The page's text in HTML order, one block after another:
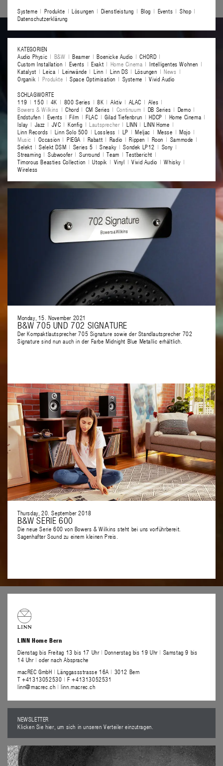
Systeme Produkte Lösungen Dienstleistung Blog Events
Shop
Datenschutzerklärung
KATEGORIEN
Audio Physic
B&W Beamer Boenicke Audio
CHORD
Custom Installation
Events Exakt Home Cinema
Intelligentes Wohnen
Katalyst
Leica Leinwände Linn Linn DS Lösungen
News
Organik
Produkte Space Optimisation Systeme
Vivid Audio
SCHLAGWORTE
119
150 4K 800 Series 8K Aktiv ALAC
Ales
Bowers & Wilkins
Chord CM Series Continuum DB Series
Demo
Endstufen
Events Film FLAC Gilad Tiefenbrun HDCP
Home Cinema
Islay
Jazz JVC Konfig Lautsprecher LINN
LINN Home
Linn Records
Linn Solo 500 Lossless LP Meljac Messe
Mojo
Music
Occasion PIEGA Rabatt Radio Rippen Roon
Sammode
Selekt
Selekt DSM Series 5 Sneaky Sondek LP12
Sony
Streaming
Subwoofer Surround Team
Testbericht
Timorous Beasties Collection
Utopik Vinyl Vivid Audio
Whisky
Wireless
Monday, 15. November 2021
B&W 705 UND 702 SIGNATURE
Der Kompaktlautsprecher 705 Signature sowie der Standlautsprecher 702
Signature sind nun auch in der Farbe Midnight Blue Metallic erhältlich.
Thursday, 20. September 2018
B&W SERIE 600
Die neue Serie 600 von Bowers & Wilkins steht bei uns vorführbereit.
Sagenhafter Sound zu einem kleinen Preis.
LINN Home Bern
Dienstag bis Freitag 13 bis 17 Uhr | Donnerstag bis 19 Uhr | Samstag 9 bis
14 Uhr | oder nach Absprache
macREC GmbH | Länggassstrasse 16A | 3012 Bern
T +41313052530 | F +41313052531
linn@macrec.ch | linn.macrec.ch
NEWSLETTER
Klicken Sie hier, um sich in unseren Verteiler einzutragen.